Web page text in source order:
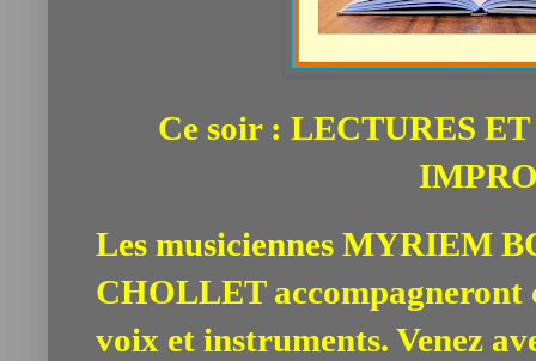
Ce soir : LECTURES
Les musiciennes MYRIEM
CHOLLETaccompagneront
voix et instruments. Venez